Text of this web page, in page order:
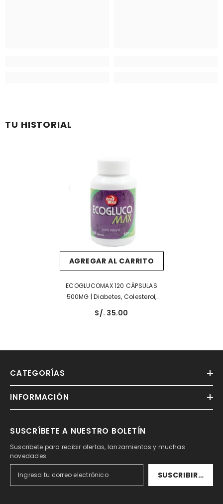
TU HISTORIAL
AGREGAR AL CARRITO
ECOGLUCOMAX 120 CÁPSULAS
500MG | Diabetes, Colesterol,
Triglicérdos, Hiperglicemia.
S/. 35.00
CATEGORÍAS
INFORMACIÓN
SUSCRÍBETE A NUESTRO BOLETÍN
Suscribete para recibir ofertas, lanzamientos y muchas
novedades
SUSCRIBIRSE